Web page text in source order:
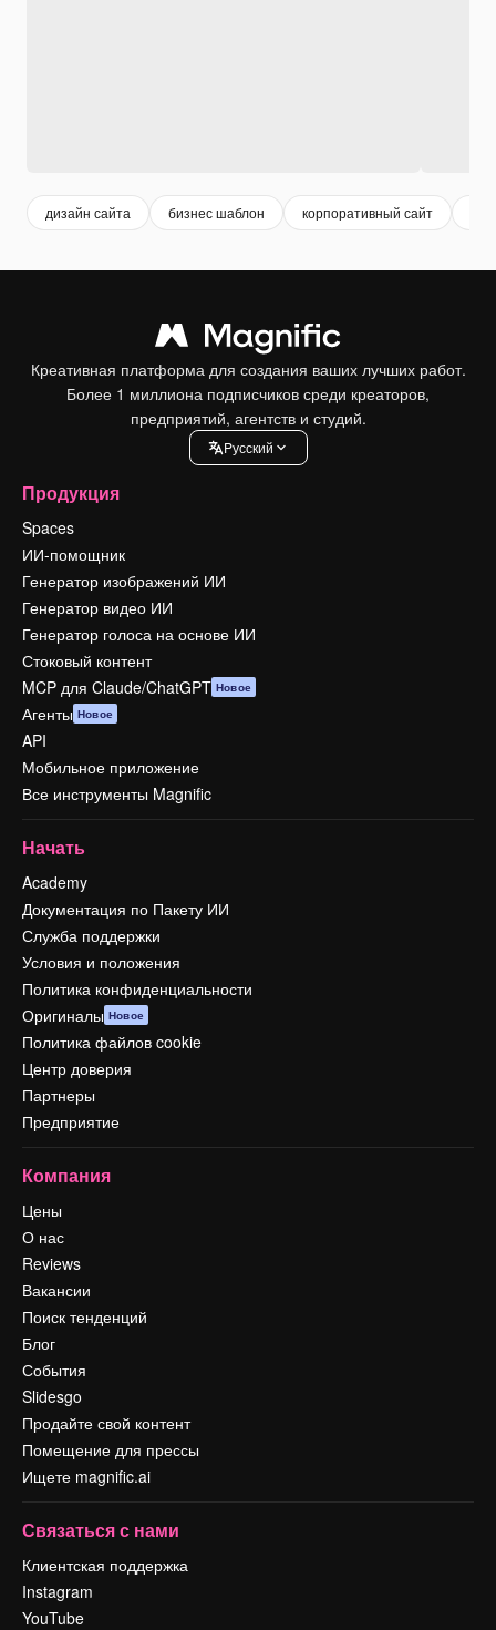
дизайн сайта бизнес шаблон корпоративный сайт
Креативная платформа для создания ваших лучших работ.
Более 1 миллиона подписчиков среди креаторов,
предприятий, агентств и студий.
Pусский
Продукция
Spaces
ИИ-помощник
Генератор изображений ИИ
Генератор видео ИИ
Генератор голоса на основе ИИ
Стоковый контент
MCP для Claude/ChatGPT Новое
Агенты Новое
API
Мобильное приложение
Все инструменты Magnific
Начать
Academy
Документация по Пакету ИИ
Служба поддержки
Условия и положения
Политика конфиденциальности
Оригиналы Новое
Политика файлов cookie
Центр доверия
Партнеры
Предприятие
Компания
Цены
О нас
Reviews
Вакансии
Поиск тенденций
Блог
События
Slidesgo
Продайте свой контент
Помещение для прессы
Ищете magnific.ai
Связаться с нами
Клиентская поддержка
Instagram
YouTube